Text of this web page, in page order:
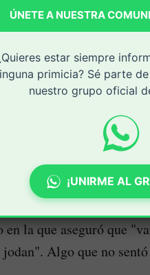
de la encopetada
dejó una
4-1 la 'albiceleste'.
unas declaraciones de
la que aseguró que
Algo que no
ÚNETE A NUESTRA
estar siempre
primicia? Sé parte
nuestro grupo oficial
¡UNIRME AL